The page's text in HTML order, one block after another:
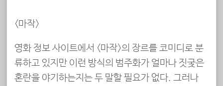
<마작>
영화 정보 사이트에서 <마작>의 장르를 코미디로 분
류하고 있지만 이런 방식의 범주화가 얼마나 짓궂은
혼란을 야기하는지는 두 말할 필요가 없다. 그러나